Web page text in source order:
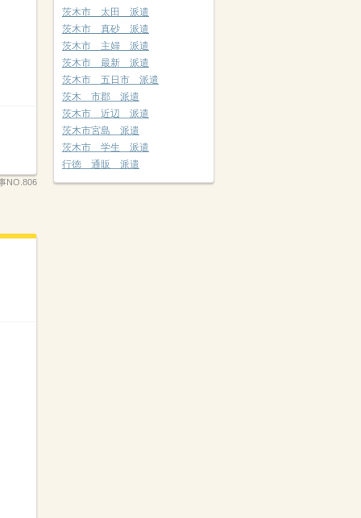
NO.806
茨木市 太田 派遣
茨木市 真砂 派遣
茨木市 主婦 派遣
茨木市 最新 派遣
茨木市 五日市 派遣
茨木 市郡 派遣
茨木市 近辺 派遣
茨木市宮島 派遣
茨木市 学生 派遣
行徳 通販 派遣